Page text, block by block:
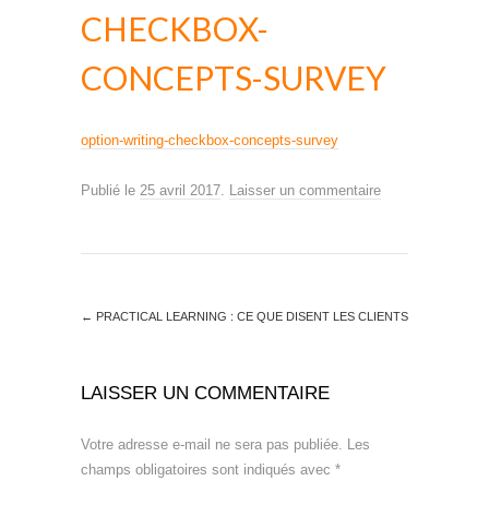
CHECKBOX-
CONCEPTS-SURVEY
option-writing-checkbox-concepts-survey
Publié le 25 avril 2017. Laisser un commentaire
← PRACTICAL LEARNING : CE QUE DISENT LES CLIENTS
LAISSER UN COMMENTAIRE
Votre adresse e-mail ne sera pas publiée. Les
champs obligatoires sont indiqués avec *